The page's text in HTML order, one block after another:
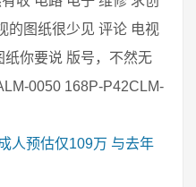
的图纸很少见 评论 电视
纸你要说 版号，不然无
0050 168P-P42CLM-
人预估仅109万 与去年